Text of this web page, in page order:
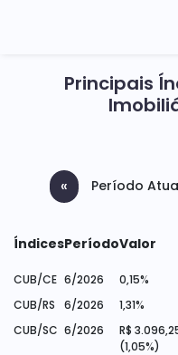
Principais
« Período
ÍndicesPeríodoValor
CUB/CE 6/2026
0,15%
CUB/RS
6/2026
1,31%
CUB/SC 6/2026
R$
(1,05%)